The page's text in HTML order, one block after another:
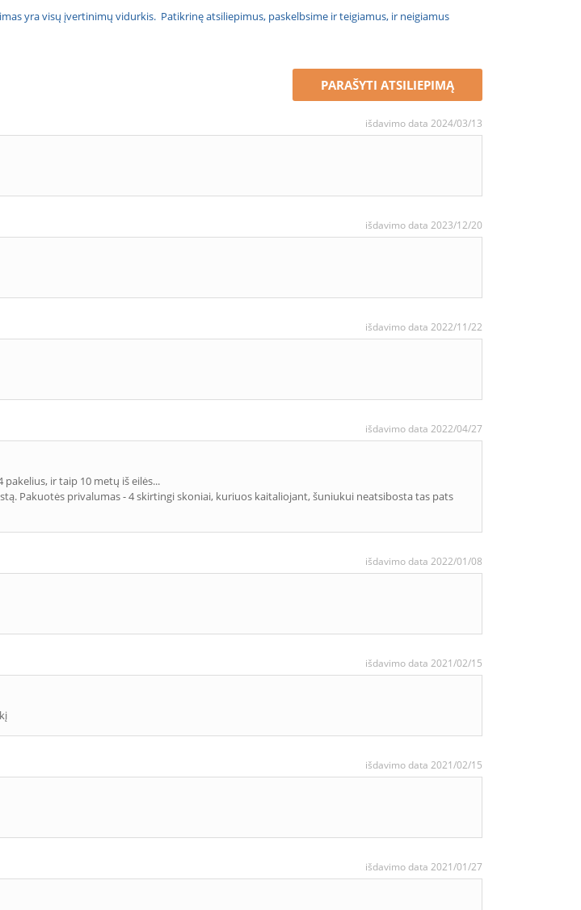
yra visų įvertinimų vidurkis. Patikrinę atsiliepimus, paskelbsime ir teigiamus, ir neigiamus
PARAŠYTI ATSILIEPIMĄ
išdavimo data 2024/03/13
išdavimo data 2023/12/20
išdavimo data 2022/11/22
išdavimo data 2022/04/27
ir taip 10 metų iš eilės...
Pakuotės privalumas - 4 skirtingi skoniai, kuriuos kaitaliojant, šuniukui neatsibosta tas pats
išdavimo data 2022/01/08
išdavimo data 2021/02/15
išdavimo data 2021/02/15
išdavimo data 2021/01/27